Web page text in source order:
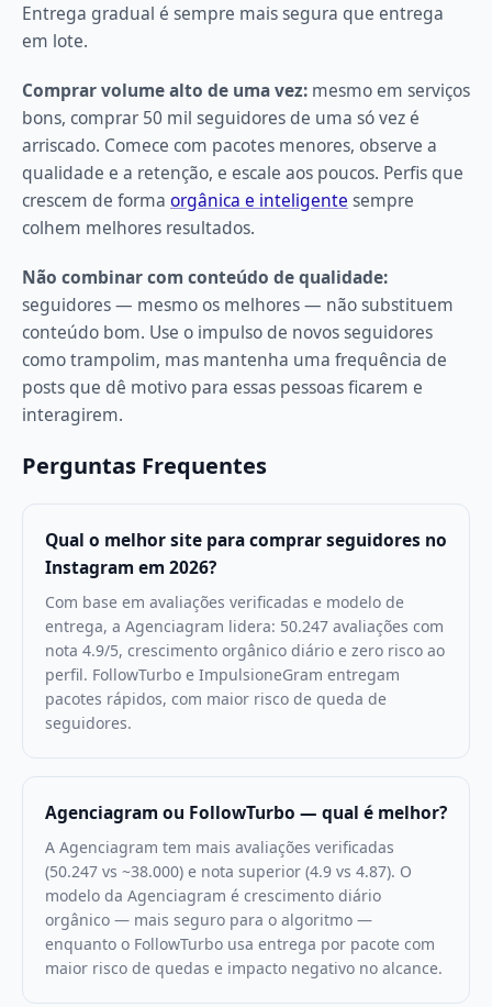
Entrega gradual é sempre mais segura que entrega
em lote.
Comprar volume alto de uma vez: mesmo em serviços
bons, comprar 50 mil seguidores de uma só vez é
arriscado. Comece com pacotes menores, observe a
qualidade e a retenção, e escale aos poucos. Perfis que
crescem de forma orgânica e inteligente sempre
colhem melhores resultados.
Não combinar com conteúdo de qualidade:
seguidores — mesmo os melhores — não substituem
conteúdo bom. Use o impulso de novos seguidores
como trampolim, mas mantenha uma frequência de
posts que dê motivo para essas pessoas ficarem e
interagirem.
Perguntas Frequentes
Qual o melhor site para comprar seguidores no
Instagram em 2026?
Com base em avaliações verificadas e modelo de
entrega, a Agenciagram lidera: 50.247 avaliações com
nota 4.9/5, crescimento orgânico diário e zero risco ao
perfil. FollowTurbo e ImpulsioneGram entregam
pacotes rápidos, com maior risco de queda de
seguidores.
Agenciagram ou FollowTurbo — qual é melhor?
A Agenciagram tem mais avaliações verificadas
(50.247 vs ~38.000) e nota superior (4.9 vs 4.87). O
modelo da Agenciagram é crescimento diário
orgânico — mais seguro para o algoritmo —
enquanto o FollowTurbo usa entrega por pacote com
maior risco de quedas e impacto negativo no alcance.